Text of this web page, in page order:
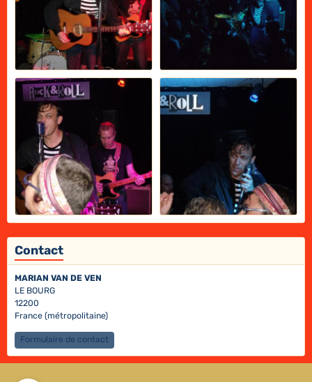
Contact
MARIAN VAN DE VEN
LE BOURG
12200
France (métropolitaine)
Formulaire de contact